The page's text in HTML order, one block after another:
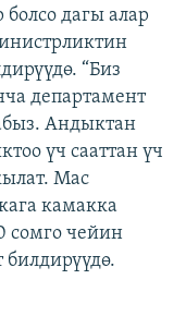
дагы алар
“Биз
департамент
Андыктан
үч сааттан үч
Мас
камакка
сомго чейин
билдирүүдө.